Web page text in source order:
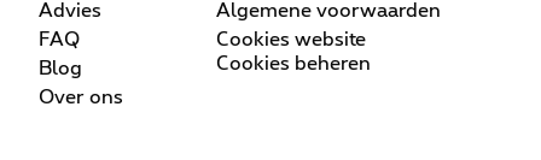
Advies
FAQ
Blog
Over ons
Algemene voorwaarden
Cookies website
Cookies beheren